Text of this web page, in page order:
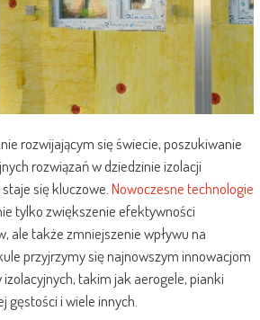
rozwijającym się świecie, poszukiwanie
rozwiązań w dziedzinie izolacji
się kluczowe. Nowoczesne technologie
tylko zwiększenie efektywności
ale także zmniejszenie wpływu na
przyjrzymy się najnowszym innowacjom
takim jak aerogele, pianki
gęstości i wiele innych.